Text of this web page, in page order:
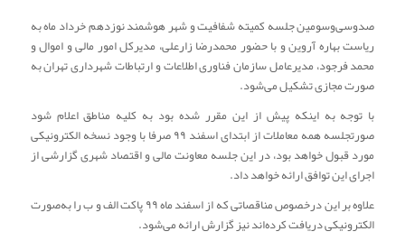
صدوسی‌وسومین جلسه کمیته شفافیت و شهر هوشمند نوزدهم خرداد ماه به
ریاست بهاره آروین و با حضور محمدرضا زارعلی، مدیرکل امور مالی و اموال و
محمد فرجود، مدیرعامل سازمان فناوری اطلاعات و ارتباطات شهرداری تهران به
صورت مجازی تشکیل می‌شود.
با توجه به اینکه پیش از این مقرر شده بود به کلیه مناطق اعلام شود
صورتجلسه همه معاملات از ابتدای اسفند ۹۹ صرفا با وجود نسخه الکترونیکی
مورد قبول خواهد بود، در این جلسه معاونت مالی و اقتصاد شهری گزارشی از
اجرای این توافق ارائه خواهد داد.
علاوه بر این درخصوص مناقصاتی که از اسفند ماه ۹۹ پاکت الف و ب را به‌صورت
الکترونیکی دریافت کرده‌اند نیز گزارش ارائه می‌شود.